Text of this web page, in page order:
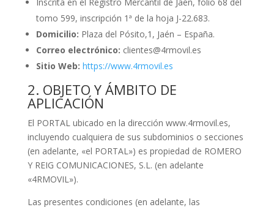
tomo 599, inscripción 1ª de la hoja J-22.683.
Domicilio: Plaza del Pósito,1, Jaén – España.
Correo electrónico: clientes@4rmovil.es
Sitio Web: https://www.4rmovil.es
2. OBJETO Y ÁMBITO DE
APLICACIÓN
El PORTAL ubicado en la dirección www.4rmovil.es,
incluyendo cualquiera de sus subdominios o secciones
(en adelante, «el PORTAL») es propiedad de ROMERO
Y REIG COMUNICACIONES, S.L. (en adelante
«4RMOVIL»).
Las presentes condiciones (en adelante, las